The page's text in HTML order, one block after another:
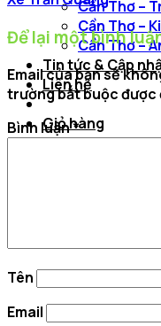
Cần Thơ –
Cần Thơ –
Cần Thơ –
Tin tức & Cập
Liên hệ
Giỏ hàng
Để lại một bình
Email của bạn sẽ
trường bắt buộc được
Bình luận*
Tên
Email